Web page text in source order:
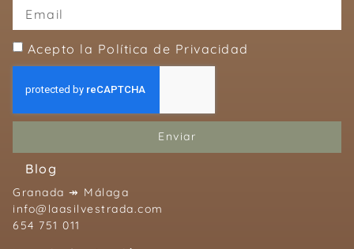
Acepto la Política de Privacidad
Enviar
Blog
Granada ↠ Málaga
info@laasilvestrada.com
654 751 011